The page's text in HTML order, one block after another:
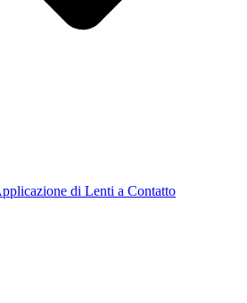
di Lenti a Contatto